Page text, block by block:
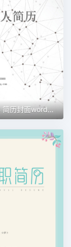
通用封面8 简历封面word模板